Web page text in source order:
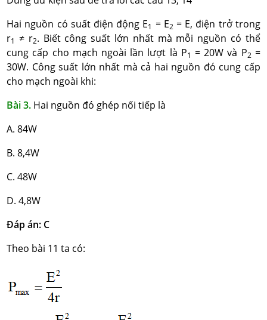
Hai nguồn có suất điện động E1 = E2 = E, điện trở trong
r1 ≠ r2. Biết công suất lớn nhất mà mỗi nguồn có thể
cung cấp cho mạch ngoài lần lượt là P1 = 20W và P2 =
30W. Công suất lớn nhất mà cả hai nguồn đó cung cấp
cho mạch ngoài khi:
Bài 3. Hai nguồn đó ghép nối tiếp là
A. 84W
B. 8,4W
C. 48W
D. 4,8W
Đáp án: C
Theo bài 11 ta có: